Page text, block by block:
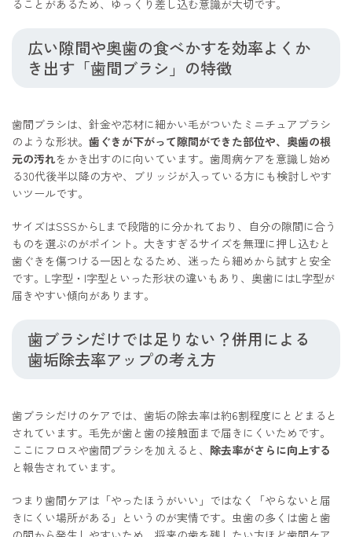
ることがあるため、ゆっくり差し込む意識が大切です。
広い隙間や奥歯の食べかすを効率よくか
き出す「歯間ブラシ」の特徴
歯間ブラシは、針金や芯材に細かい毛がついたミニチュアブラシ
のような形状。 歯ぐきが下がって隙間ができた部位や、奥歯の根
元の汚れをかき出すのに向いています。歯周病ケアを意識し始め
る30代後半以降の方や、ブリッジが入っている方にも検討しやす
いツールです。
サイズはSSSからLまで段階的に分かれており、自分の隙間に合う
ものを選ぶのがポイント。大きすぎるサイズを無理に押し込むと
歯ぐきを傷つける一因となるため、迷ったら細めから試すと安全
です。L字型・I字型といった形状の違いもあり、奥歯にはL字型が
届きやすい傾向があります。
歯ブラシだけでは足りない？併用による
歯垢除去率アップの考え方
歯ブラシだけのケアでは、歯垢の除去率は約6割程度にとどまると
されています。毛先が歯と歯の接触面まで届きにくいためです。
ここにフロスや歯間ブラシを加えると、 除去率がさらに向上する
と報告されています。
つまり歯間ケアは「やったほうがいい」ではなく「やらないと届
きにくい場所がある」というのが実情です。虫歯の多くは歯と歯